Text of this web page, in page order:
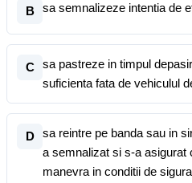
B sa semnalizeze intentia de
C
sa pastreze in timpul
suficienta fata de vehiculul
D
sa reintre pe banda sau in
a semnalizat si s-a asigurat
manevra in conditii de